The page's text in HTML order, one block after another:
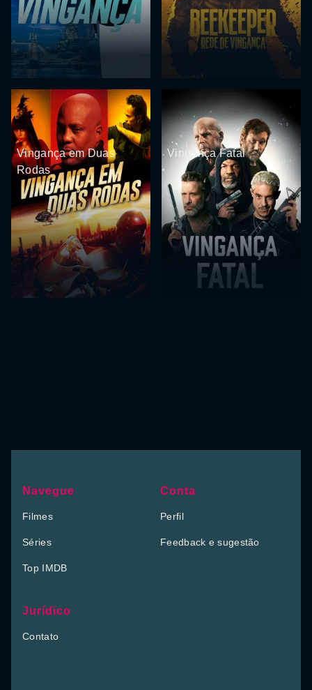
Vingança em Duas
Rodas
Vingança Fatal
Navegue
Filmes
Séries
Top IMDB
Conta
Perfil
Feedback e sugestão
Jurídico
Contato